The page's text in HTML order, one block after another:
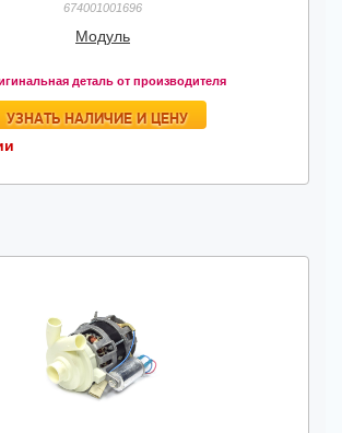
674001001696
Модуль
деталь от производителя
УЗНАТЬ НАЛИЧИЕ И ЦЕНУ